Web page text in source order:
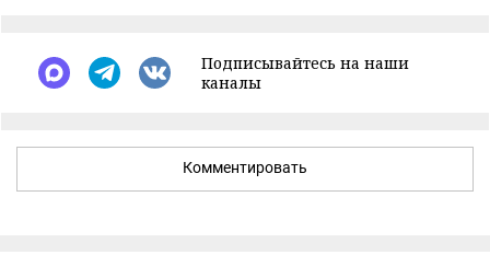
Подписывайтесь на наши
каналы
Комментировать